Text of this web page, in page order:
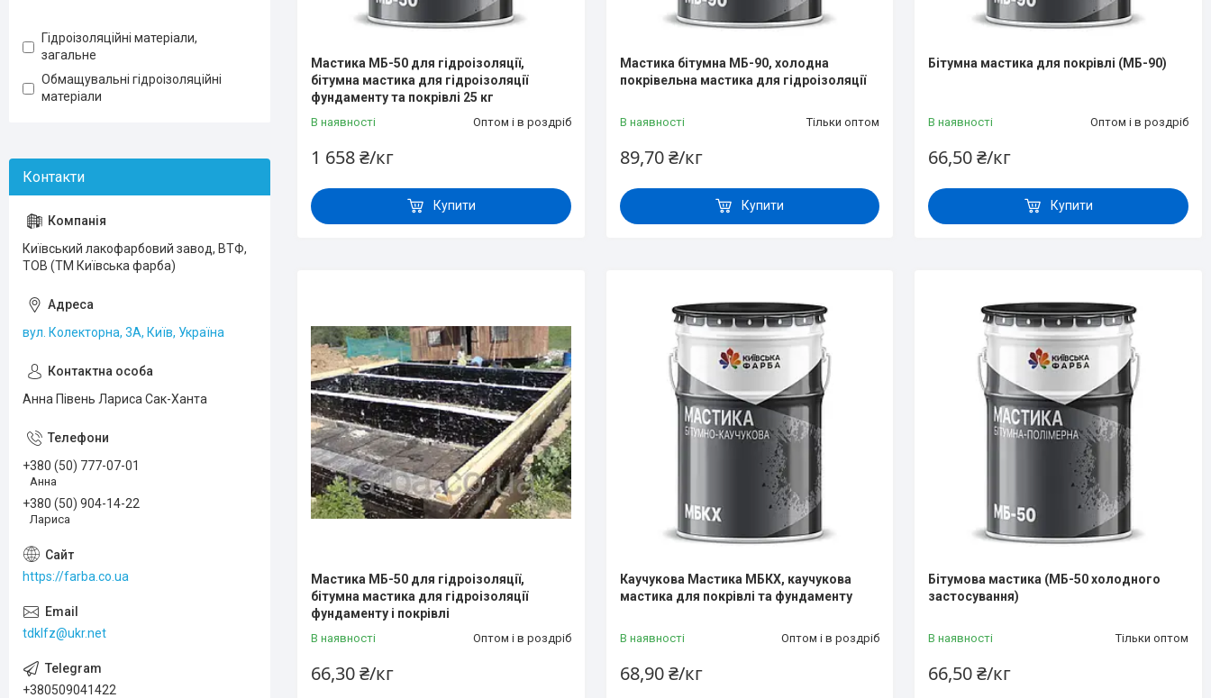
Мастика МБ-50 для гідроізоляції,
бітумна мастика для гідроізоляції
фундаменту та покрівлі 25 кг
В наявності Оптом і в роздріб
1 658 ₴/кг
Купити
Мастика бітумна МБ-90, холодна
покрівельна мастика для гідроізоляції
В наявності Тільки оптом
89,70 ₴/кг
Купити
Бітумна мастика для покрівлі (МБ-90)
В наявності Оптом і в роздріб
66,50 ₴/кг
Купити
Мастика МБ-50 для гідроізоляції,
бітумна мастика для гідроізоляції
фундаменту і покрівлі
В наявності Оптом і в роздріб
66,30 ₴/кг
Каучукова Мастика МБКХ, каучукова
мастика для покрівлі та фундаменту
В наявності Оптом і в роздріб
68,90 ₴/кг
Бітумова мастика (МБ-50 холодного
застосування)
В наявності Тільки оптом
66,50 ₴/кг
Гідроізоляційні матеріали,
загальне
Обмащувальні гідроізоляційні
матеріали
Київський лакофарбовий завод, ВТФ,
ТОВ (ТМ Київська фарба)
вул. Колекторна, 3А, Київ, Україна
Анна Півень Лариса Сак-Ханта
+380 (50) 777-07-01
Анна
+380 (50) 904-14-22
Лариса
https://farba.co.ua
tdklfz@ukr.net
+380509041422